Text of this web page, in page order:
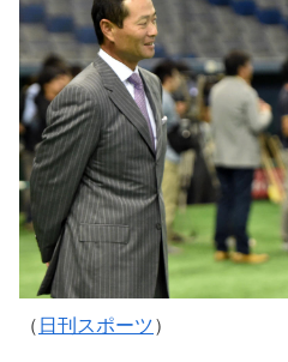
（ 日刊スポーツ）